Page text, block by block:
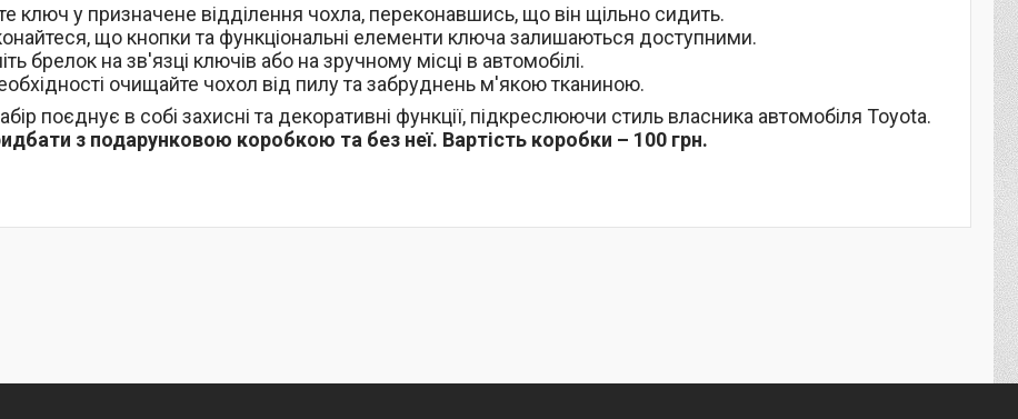
ключ у призначене відділення чохла, переконавшись, що він щільно сидить.
що кнопки та функціональні елементи ключа залишаються доступними.
брелок на зв'язці ключів або на зручному місці в автомобілі.
очищайте чохол від пилу та забруднень м'якою тканиною.
поєднує в собі захисні та декоративні функції, підкреслюючи стиль власника автомобіля Toyota.
з подарунковою коробкою та без неї. Вартість коробки – 100 грн.